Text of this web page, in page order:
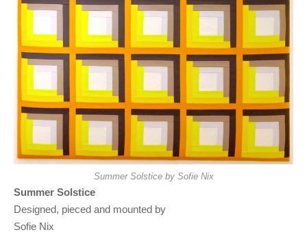
Summer Solstice by Sofie Nix
Summer Solstice
Designed, pieced and mounted by
Sofie Nix